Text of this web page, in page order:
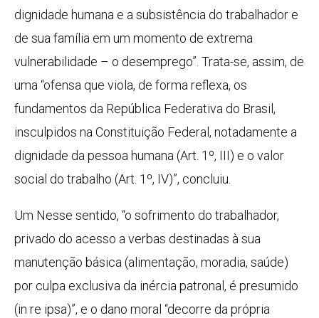
dignidade humana e a subsistência do trabalhador e
de sua família em um momento de extrema
vulnerabilidade – o desemprego”. Trata-se, assim, de
uma “ofensa que viola, de forma reflexa, os
fundamentos da República Federativa do Brasil,
insculpidos na Constituição Federal, notadamente a
dignidade da pessoa humana (Art. 1º, III) e o valor
social do trabalho (Art. 1º, IV)”, concluiu.
Um Nesse sentido, “o sofrimento do trabalhador,
privado do acesso a verbas destinadas à sua
manutenção básica (alimentação, moradia, saúde)
por culpa exclusiva da inércia patronal, é presumido
(in re ipsa)”, e o dano moral “decorre da própria